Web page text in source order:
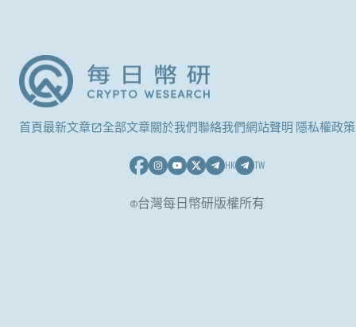
首頁最新文章 全部文章關於我們聯絡我們網站聲明 隱私權政策
HK TW
©台灣每日幣研版權所有